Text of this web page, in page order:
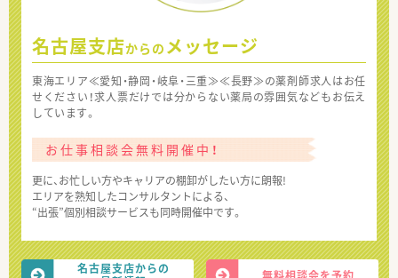
名古屋支店からの メッセージ
東海エリア≪愛知・静岡・岐阜・三重≫≪長野≫の薬剤師求人はお任
せください！求人票だけでは分からない薬局の雰囲気などもお伝え
しています。
お仕事相談会無料開催中！
更に、お忙しい方やキャリアの棚卸がしたい方に朗報!
エリアを熟知したコンサルタントによる、
“出張”個別相談サービスも同時開催中です。
名古屋支店からの